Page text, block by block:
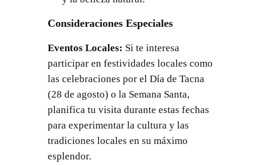
Consideraciones Especiales
Eventos Locales: Si te interesa
participar en festividades locales como
las celebraciones por el Día de Tacna
(28 de agosto) o la Semana Santa,
planifica tu visita durante estas fechas
para experimentar la cultura y las
tradiciones locales en su máximo
esplendor.